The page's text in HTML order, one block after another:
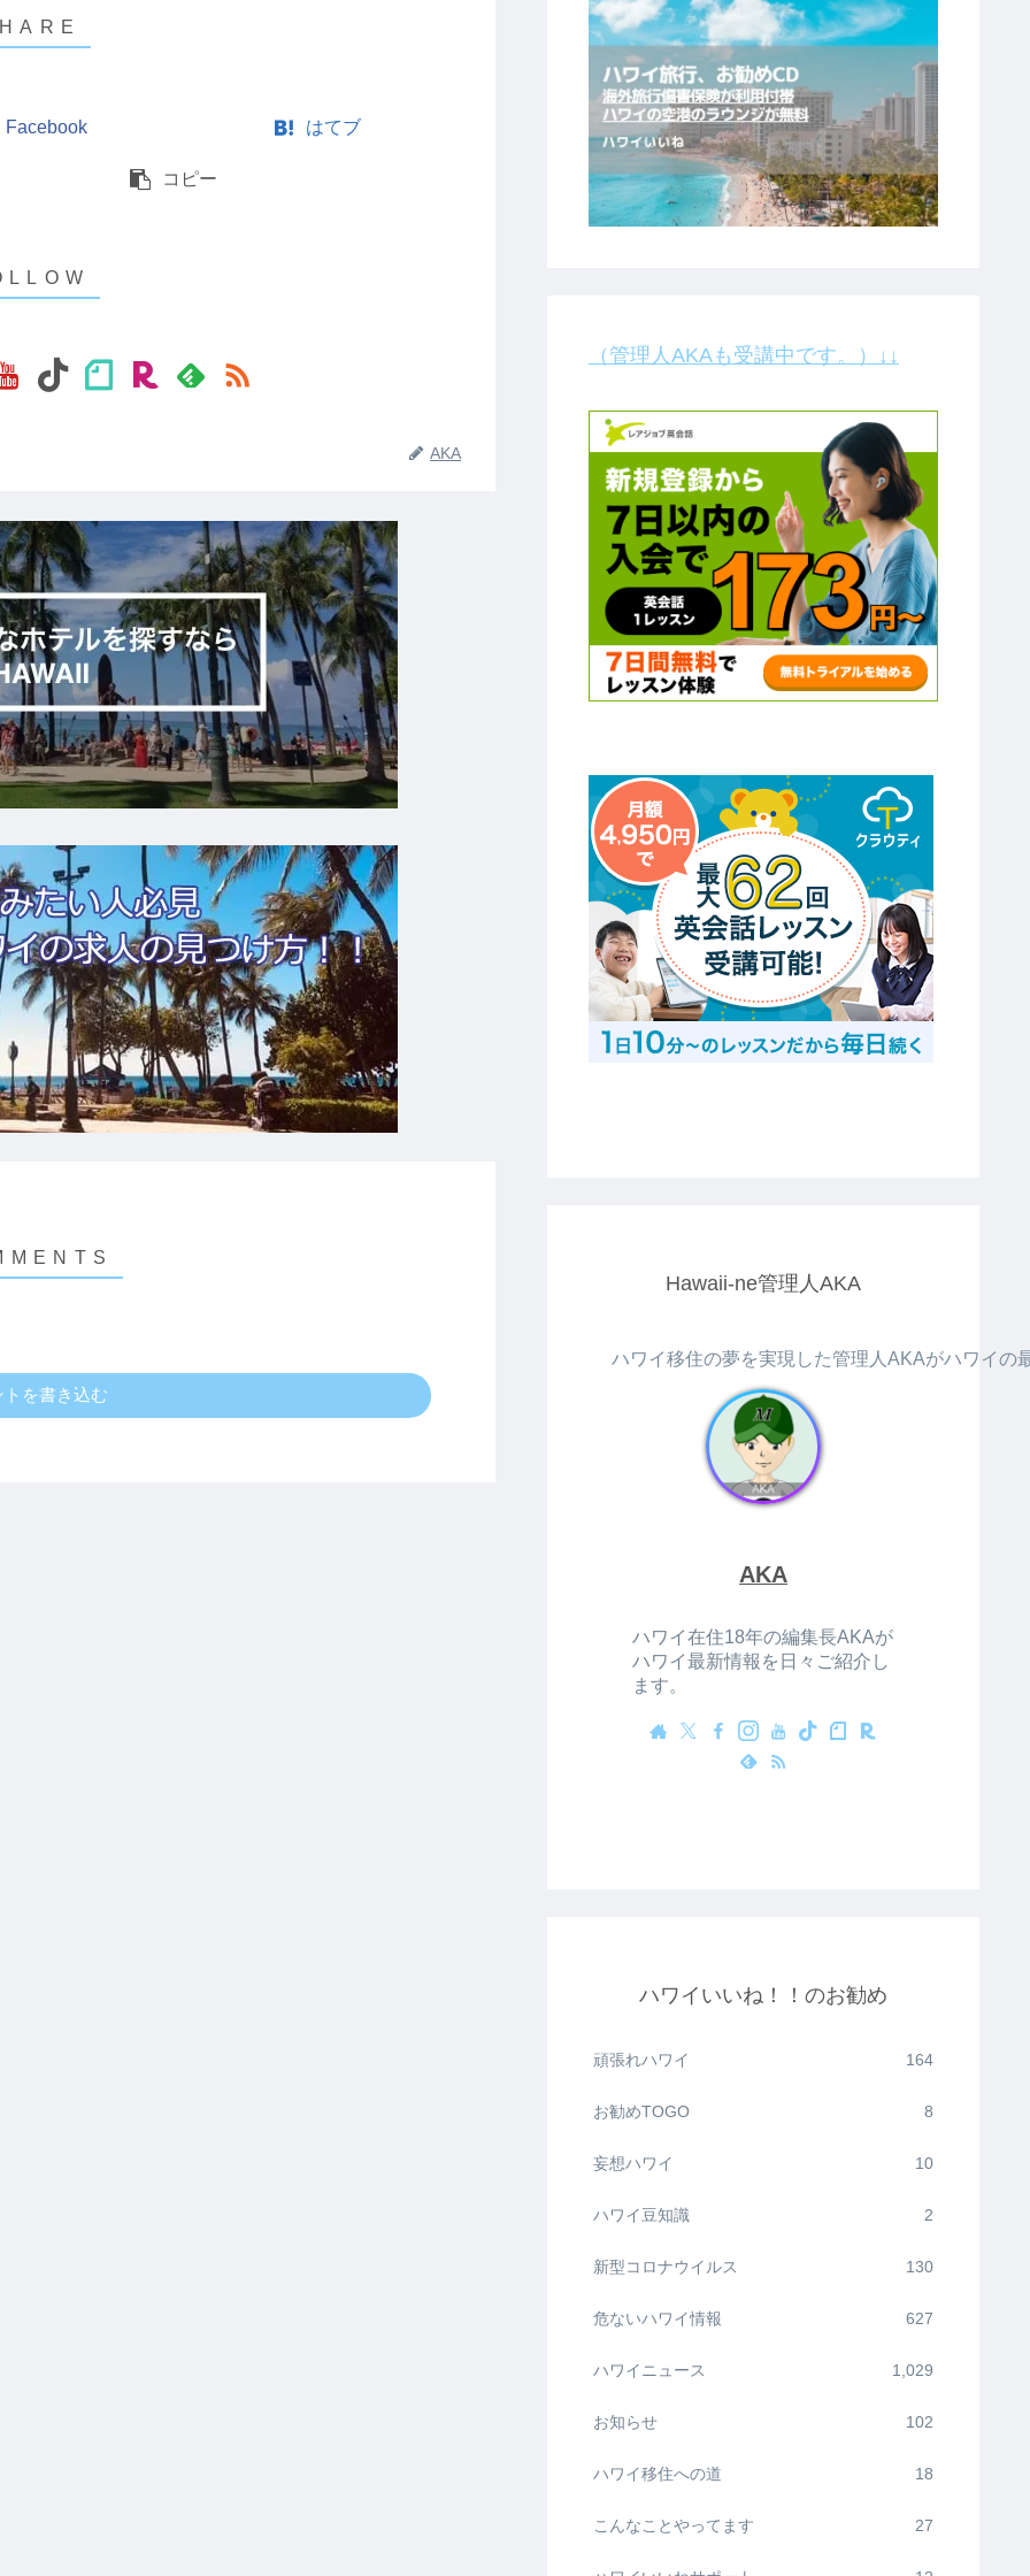
Facebook はてブ
コピー
AKA
を書き込む
（管理人AKAも受講中です。）↓↓
Hawaii-ne管理人AKA
ハワイ移住の夢を実現した管理人AKAがハワイの
AKA
ハワイ在住18年の編集長AKAが
ハワイ最新情報を日々ご紹介し
ます。
ハワイいいね！！のお勧め
頑張れハワイ 164
お勧めTOGO 8
妄想ハワイ 10
ハワイ豆知識 2
新型コロナウイルス 130
危ないハワイ情報 627
ハワイニュース 1,029
お知らせ 102
ハワイ移住への道 18
こんなことやってます 27